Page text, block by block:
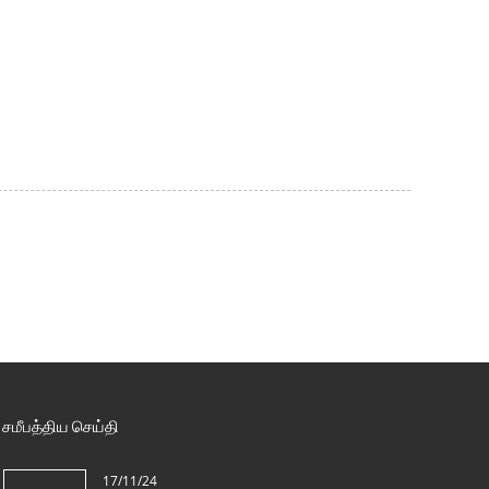
சமீபத்திய செய்தி
17/11/24